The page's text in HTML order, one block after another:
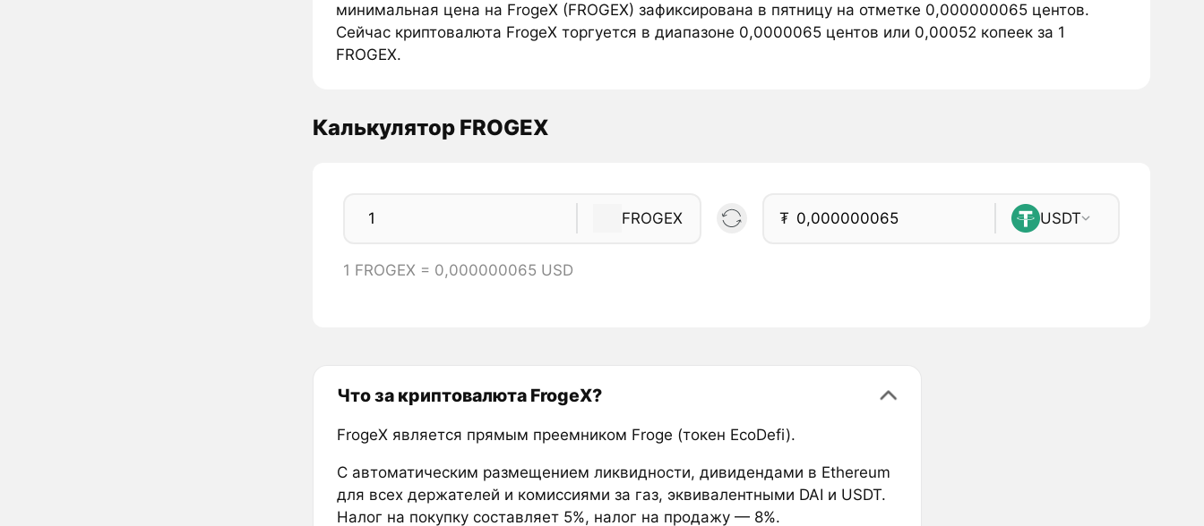
минимальная цена на FrogeX (FROGEX) зафиксирована в пятницу на отметке 0,000000065 центов.
Сейчас криптовалюта FrogeX торгуется в диапазоне 0,0000065 центов или 0,00052 копеек за 1
FROGEX.
Калькулятор FROGEX
FROGEX ₮ USDT
1 FROGEX = 0,000000065 USD
Что за криптовалюта FrogeX?
FrogeX является прямым преемником Froge (токен EcoDefi).
С автоматическим размещением ликвидности, дивидендами в Ethereum
для всех держателей и комиссиями за газ, эквивалентными DAI и USDT.
Налог на покупку составляет 5%, налог на продажу — 8%.